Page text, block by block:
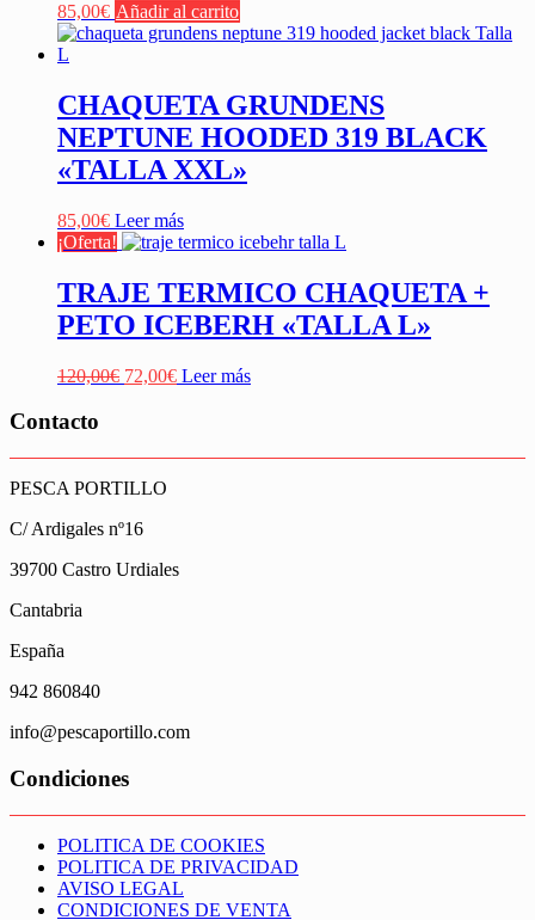
85,00€ Añadir al carrito
CHAQUETA GRUNDENS
NEPTUNE HOODED 319 BLACK
«TALLA XXL»
85,00€ Leer más
¡Oferta!
TRAJE TERMICO CHAQUETA +
PETO ICEBERH «TALLA L»
120,00€ El
120,00€.
72,00€El
72,00€.
Leer más
Contacto
PESCA PORTILLO
C/ Ardigales nº16
39700 Castro Urdiales
Cantabria
España
942 860840
info@pescaportillo.com
Condiciones
POLITICA DE COOKIES
POLITICA DE PRIVACIDAD
AVISO LEGAL
CONDICIONES DE VENTA